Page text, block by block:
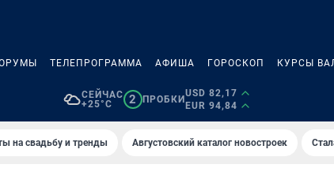
ТЕЛЕПРОГРАММА АФИША ГОРОСКОП КУРСЫ
СЕЙЧАС
+25°C
2 ПРОБКИ
USD 82,17
EUR 94,84
на свадьбу и тренды Августовский каталог новостроек